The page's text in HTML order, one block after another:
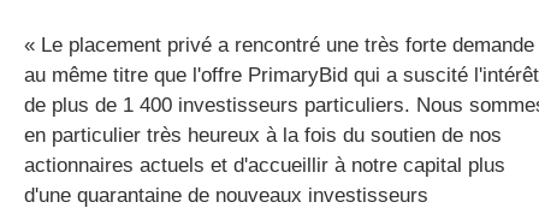
« Le placement privé a rencontré une très forte demande
au même titre que l'offre PrimaryBid qui a suscité l'intérêt
de plus de 1 400 investisseurs particuliers. Nous
en particulier très heureux à la fois du soutien de nos
actionnaires actuels et d'accueillir à notre capital plus
d'une quarantaine de nouveaux investisseurs